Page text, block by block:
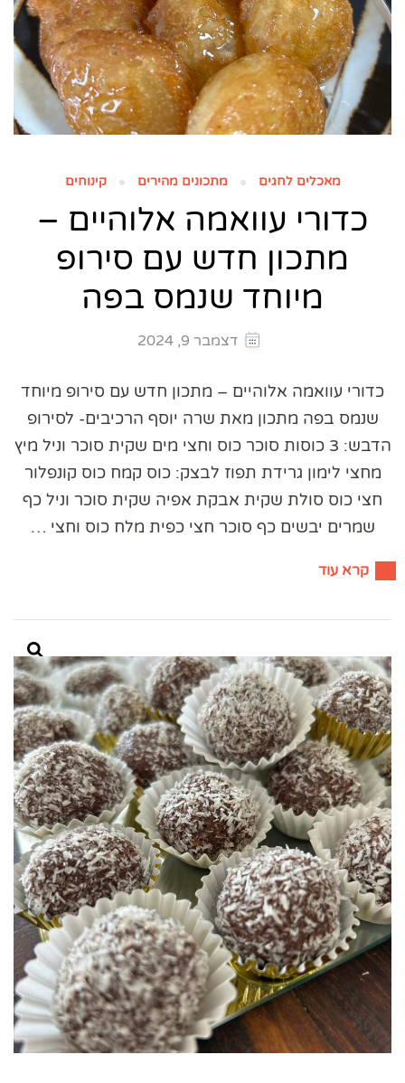
מאכלים לחגים מתכונים מהירים קינוחים
כדורי עוואמה אלוהיים –
מתכון חדש עם סירופ
מיוחד שנמס בפה
דצמבר 9, 2024
כדורי עוואמה אלוהיים – מתכון חדש עם סירופ מיוחד
שנמס בפה מתכון מאת שרה יוסף הרכיבים- לסירופ
הדבש: 3 כוסות סוכר כוס וחצי מים שקית סוכר וניל מיץ
מחצי לימון גרידת תפוז לבצק: כוס קמח כוס קונפלור
חצי כוס סולת שקית אבקת אפיה שקית סוכר וניל כף
שמרים יבשים כף סוכר חצי כפית מלח כוס וחצי …
קרא עוד